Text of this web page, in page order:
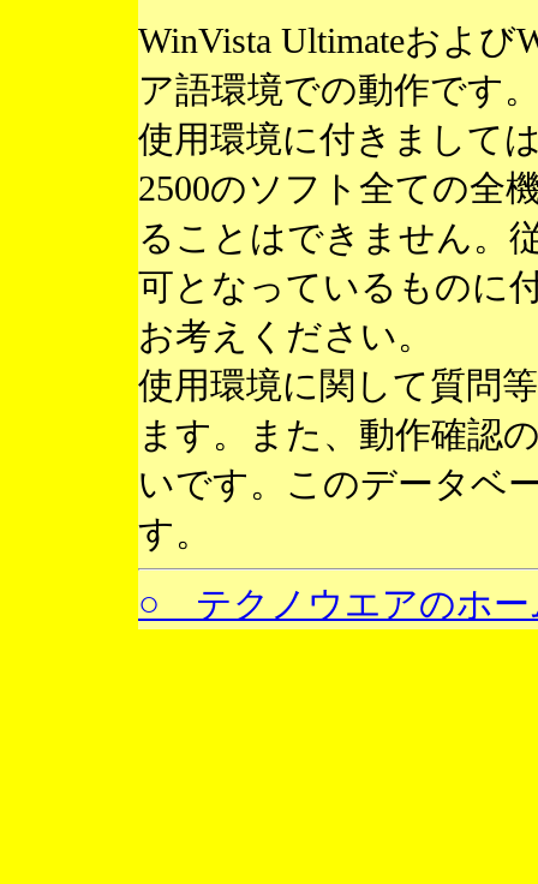
WinVista Ultimateおよ
ア語環境での動作です
使用環境に付きまして
2500のソフト全ての全
ることはできません。
可となっているものに
お考えください。
使用環境に関して質問
ます。また、動作確認
いです。このデータベ
す。
○ テクノウエアのホー